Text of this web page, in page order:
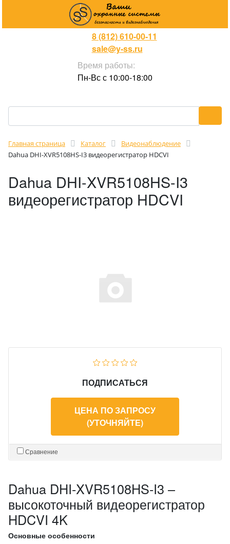
8 (812) 610-00-11
sale@y-ss.ru
Время работы:
Пн-Вс с 10:00-18:00
Главная страница Каталог
Видеонаблюдение
Dahua DHI-XVR5108HS-I3 видеорегистратор HDCVI
Dahua DHI-XVR5108HS-I3
видеорегистратор HDCVI
ПОДПИСАТЬСЯ
ЦЕНА ПО ЗАПРОСУ
(УТОЧНЯЙТЕ)
Сравнение
Dahua DHI-XVR5108HS-I3 –
высокоточный видеорегистратор
HDCVI 4K
Основные особенности